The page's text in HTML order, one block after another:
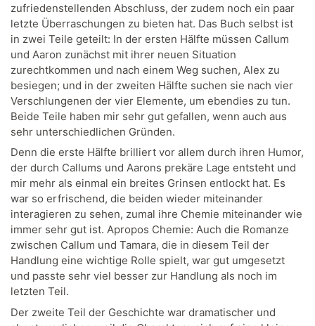
zufriedenstellenden Abschluss, der zudem noch ein paar
letzte Überraschungen zu bieten hat. Das Buch selbst ist
in zwei Teile geteilt: In der ersten Hälfte müssen Callum
und Aaron zunächst mit ihrer neuen Situation
zurechtkommen und nach einem Weg suchen, Alex zu
besiegen; und in der zweiten Hälfte suchen sie nach vier
Verschlungenen der vier Elemente, um ebendies zu tun.
Beide Teile haben mir sehr gut gefallen, wenn auch aus
sehr unterschiedlichen Gründen.
Denn die erste Hälfte brilliert vor allem durch ihren Humor,
der durch Callums und Aarons prekäre Lage entsteht und
mir mehr als einmal ein breites Grinsen entlockt hat. Es
war so erfrischend, die beiden wieder miteinander
interagieren zu sehen, zumal ihre Chemie miteinander wie
immer sehr gut ist. Apropos Chemie: Auch die Romanze
zwischen Callum und Tamara, die in diesem Teil der
Handlung eine wichtige Rolle spielt, war gut umgesetzt
und passte sehr viel besser zur Handlung als noch im
letzten Teil.
Der zweite Teil der Geschichte war dramatischer und